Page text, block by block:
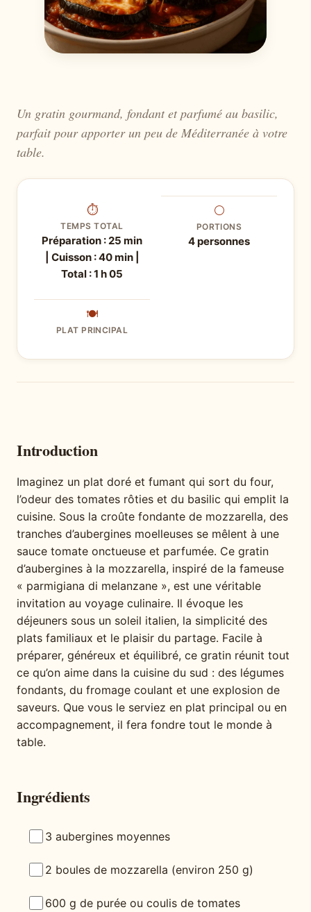
Un gratin gourmand, fondant et parfumé au basilic,
parfait pour apporter un peu de Méditerranée à votre
table.
⏱
TEMPS TOTAL
Préparation : 25 min
| Cuisson : 40 min |
Total : 1 h 05
⚪
PORTIONS
4 personnes
🍽
PLAT PRINCIPAL
Introduction
Imaginez un plat doré et fumant qui sort du four,
l’odeur des tomates rôties et du basilic qui emplit la
cuisine. Sous la croûte fondante de mozzarella, des
tranches d’aubergines moelleuses se mêlent à une
sauce tomate onctueuse et parfumée. Ce gratin
d’aubergines à la mozzarella, inspiré de la fameuse
« parmigiana di melanzane », est une véritable
invitation au voyage culinaire. Il évoque les
déjeuners sous un soleil italien, la simplicité des
plats familiaux et le plaisir du partage. Facile à
préparer, généreux et équilibré, ce gratin réunit tout
ce qu’on aime dans la cuisine du sud : des légumes
fondants, du fromage coulant et une explosion de
saveurs. Que vous le serviez en plat principal ou en
accompagnement, il fera fondre tout le monde à
table.
Ingrédients
3 aubergines moyennes
2 boules de mozzarella (environ 250 g)
600 g de purée ou coulis de tomates